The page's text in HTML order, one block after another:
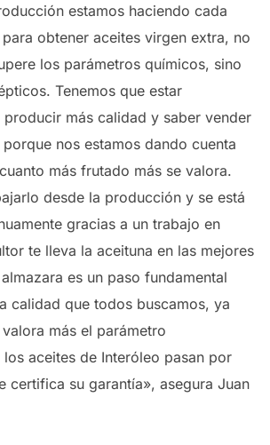
estamos haciendo cada
obtener aceites virgen extra, no
los parámetros químicos, sino
Tenemos que estar
más calidad y saber vender
nos estamos dando cuenta
más frutado más se valora.
desde la producción y se está
gracias a un trabajo en
te lleva la aceituna en las mejores
es un paso fundamental
calidad que todos buscamos, ya
más el parámetro
aceites de Interóleo pasan por
certifica su garantía», asegura Juan